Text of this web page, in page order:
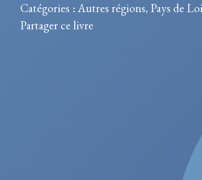
La
Rochelle
Catégories : Autres régions, Pays de
Partager ce livre